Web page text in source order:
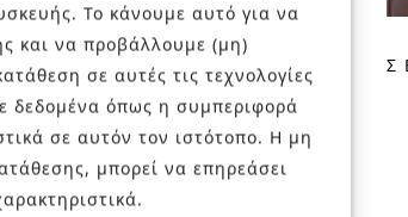
Το κάνουμε αυτό για να
και να προβάλλουμε (μη)
σε αυτές τις τεχνολογίες
δεδομένα όπως η συμπεριφορά
σε αυτόν τον ιστότοπο. Η μη
μπορεί να επηρεάσει
MYKONOS